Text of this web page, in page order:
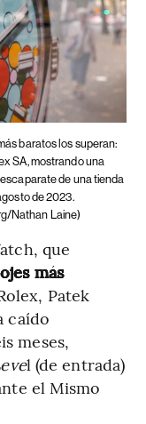
baratos los superan:
SA, mostrando una
de una tienda
de 2023.
Nathan Laine)
que
más
Patek
caído
meses,
l (de entrada)
el Mismo